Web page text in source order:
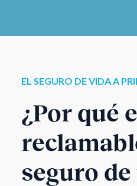
EL SEGURO DE VIDA A
¿Por qué
seguro